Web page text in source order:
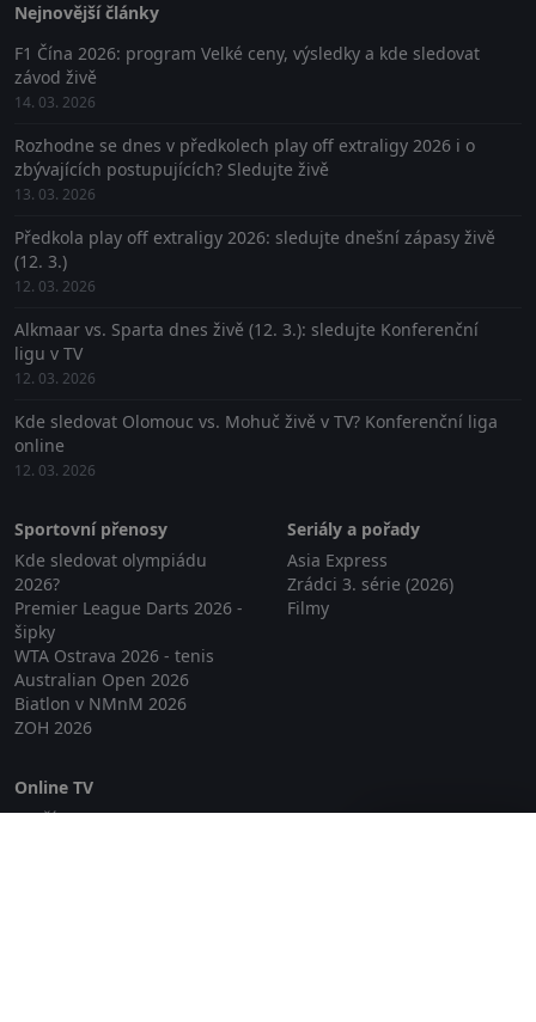
Nejnovější články
F1 Čína 2026: program Velké ceny, výsledky a kde sledovat
závod živě
14. 03. 2026
Rozhodne se dnes v předkolech play off extraligy 2026 i o
zbývajících postupujících? Sledujte živě
13. 03. 2026
Předkola play off extraligy 2026: sledujte dnešní zápasy živě
(12. 3.)
12. 03. 2026
Alkmaar vs. Sparta dnes živě (12. 3.): sledujte Konferenční
ligu v TV
12. 03. 2026
Kde sledovat Olomouc vs. Mohuč živě v TV? Konferenční liga
online
12. 03. 2026
Sportovní přenosy
Kde sledovat olympiádu
2026?
Premier League Darts 2026 -
šipky
WTA Ostrava 2026 - tenis
Australian Open 2026
Biatlon v NMnM 2026
ZOH 2026
Seriály a pořady
Asia Express
Zrádci 3. série (2026)
Filmy
Online TV
Lepší.TV